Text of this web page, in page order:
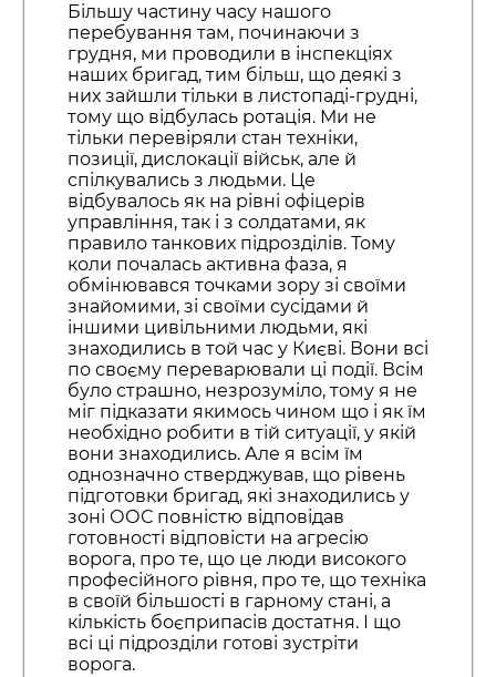
Більшу частину часу нашого
перебування там, починаючи з
грудня, ми проводили в інспекціях
наших бригад, тим більш, що деякі з
них зайшли тільки в листопаді-грудні,
тому що відбулась ротація. Ми не
тільки перевіряли стан техніки,
позиції, дислокації військ, але й
спілкувались з людьми. Це
відбувалось як на рівні офіцерів
управління, так і з солдатами, як
правило танкових підрозділів. Тому
коли почалась активна фаза, я
обмінювався точками зору зі своїми
знайомими, зі своїми сусідами й
іншими цивільними людьми, які
знаходились в той час у Києві. Вони всі
по своєму переварювали ці події. Всім
було страшно, незрозуміло, тому я не
міг підказати якимось чином що і як їм
необхідно робити в тій ситуації, у якій
вони знаходились. Але я всім їм
однозначно стверджував, що рівень
підготовки бригад, які знаходились у
зоні ООС повністю відповідав
готовності відповісти на агресію
ворога, про те, що це люди високого
професійного рівня, про те, що техніка
в своїй більшості в гарному стані, а
кількість боєприпасів достатня. І що
всі ці підрозділи готові зустріти
ворога.